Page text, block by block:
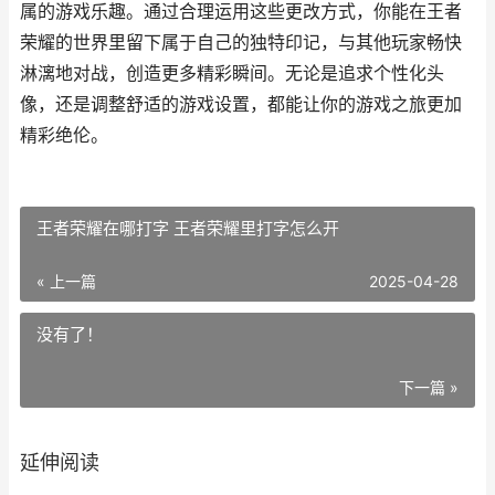
属的游戏乐趣。通过合理运用这些更改方式，你能在王者
荣耀的世界里留下属于自己的独特印记，与其他玩家畅快
淋漓地对战，创造更多精彩瞬间。无论是追求个性化头
像，还是调整舒适的游戏设置，都能让你的游戏之旅更加
精彩绝伦。
王者荣耀在哪打字 王者荣耀里打字怎么开
« 上一篇 2025-04-28
没有了！
下一篇 »
延伸阅读